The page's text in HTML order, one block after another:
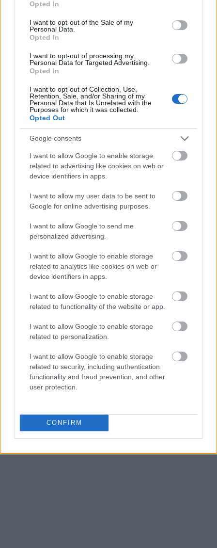
use your data for below specified purposes in below Google
consent section.
Opted In
I want to opt-out of the Sale of my
Personal Data.
Opted In
I want to opt-out of processing my
Personal Data for Targeted Advertising.
Opted In
I want to opt-out of Collection, Use,
Retention, Sale, and/or Sharing of my
Personal Data that Is Unrelated with the
Purposes for which it was collected.
Opted Out
Google consents
I want to allow Google to enable storage
related to advertising like cookies on web or
device identifiers in apps.
I want to allow my user data to be sent to
Google for online advertising purposes.
I want to allow Google to send me
personalized advertising.
I want to allow Google to enable storage
related to analytics like cookies on web or
device identifiers in apps.
I want to allow Google to enable storage
related to functionality of the website or app.
I want to allow Google to enable storage
related to personalization.
I want to allow Google to enable storage
related to security, including authentication
functionality and fraud prevention, and other
user protection.
CONFIRM
1 κόκκινη πιπεριά, χωρίς τα σπόρια και
ψιλοκομμένη
1 πράσινη πιπεριά, χωρίς τα σπόρια και
ψιλοκομμένη
ψιλοκομμένη